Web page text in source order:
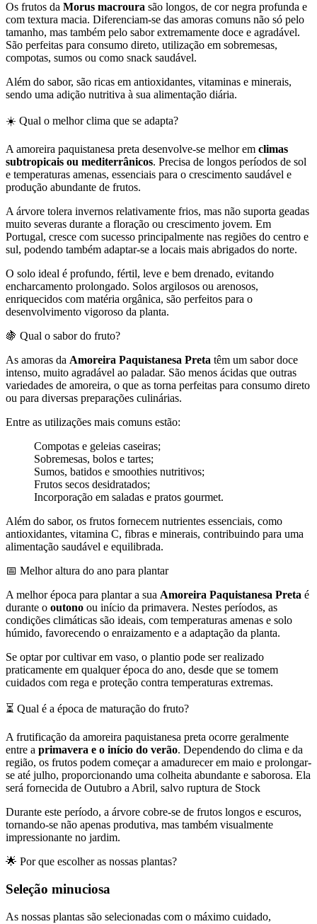
Os frutos da Morus macroura são longos, de cor negra profunda e
com textura macia. Diferenciam-se das amoras comuns não só pelo
tamanho, mas também pelo sabor extremamente doce e agradável.
São perfeitas para consumo direto, utilização em sobremesas,
compotas, sumos ou como snack saudável.
Além do sabor, são ricas em antioxidantes, vitaminas e minerais,
sendo uma adição nutritiva à sua alimentação diária.
☀️ Qual o melhor clima que se adapta?
A amoreira paquistanesa preta desenvolve-se melhor em climas
subtropicais ou mediterrânicos. Precisa de longos períodos de sol
e temperaturas amenas, essenciais para o crescimento saudável e
produção abundante de frutos.
A árvore tolera invernos relativamente frios, mas não suporta geadas
muito severas durante a floração ou crescimento jovem. Em
Portugal, cresce com sucesso principalmente nas regiões do centro e
sul, podendo também adaptar-se a locais mais abrigados do norte.
O solo ideal é profundo, fértil, leve e bem drenado, evitando
encharcamento prolongado. Solos argilosos ou arenosos,
enriquecidos com matéria orgânica, são perfeitos para o
desenvolvimento vigoroso da planta.
🍇 Qual o sabor do fruto?
As amoras da Amoreira Paquistanesa Preta têm um sabor doce
intenso, muito agradável ao paladar. São menos ácidas que outras
variedades de amoreira, o que as torna perfeitas para consumo direto
ou para diversas preparações culinárias.
Entre as utilizações mais comuns estão:
Compotas e geleias caseiras;
Sobremesas, bolos e tartes;
Sumos, batidos e smoothies nutritivos;
Frutos secos desidratados;
Incorporação em saladas e pratos gourmet.
Além do sabor, os frutos fornecem nutrientes essenciais, como
antioxidantes, vitamina C, fibras e minerais, contribuindo para uma
alimentação saudável e equilibrada.
📅 Melhor altura do ano para plantar
A melhor época para plantar a sua Amoreira Paquistanesa Preta é
durante o outono ou início da primavera. Nestes períodos, as
condições climáticas são ideais, com temperaturas amenas e solo
húmido, favorecendo o enraizamento e a adaptação da planta.
Se optar por cultivar em vaso, o plantio pode ser realizado
praticamente em qualquer época do ano, desde que se tomem
cuidados com rega e proteção contra temperaturas extremas.
⏳ Qual é a época de maturação do fruto?
A frutificação da amoreira paquistanesa preta ocorre geralmente
entre a primavera e o início do verão. Dependendo do clima e da
região, os frutos podem começar a amadurecer em maio e prolongar-
se até julho, proporcionando uma colheita abundante e saborosa. Ela
será fornecida de Outubro a Abril, salvo ruptura de Stock
Durante este período, a árvore cobre-se de frutos longos e escuros,
tornando-se não apenas produtiva, mas também visualmente
impressionante no jardim.
🌟 Por que escolher as nossas plantas?
Seleção minuciosa
As nossas plantas são selecionadas com o máximo cuidado,